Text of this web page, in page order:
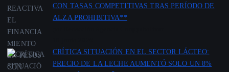
CON TASAS COMPETITIVAS TRAS PERÍODO DE
ALZA PROHIBITIVA**
CRÍTICA SITUACIÓN EN EL SECTOR LÁCTEO:
PRECIO DE LA LECHE AUMENTÓ SOLO UN 8%